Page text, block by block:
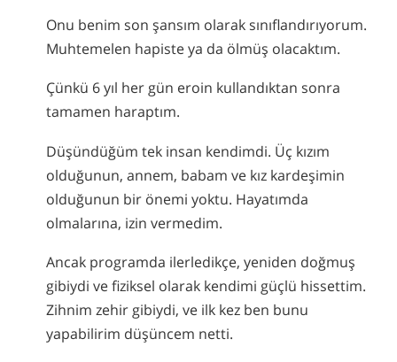
Onu benim son şansım olarak sınıflandırıyorum.
Muhtemelen hapiste ya da ölmüş olacaktım.
Çünkü 6 yıl her gün eroin kullandıktan sonra
tamamen haraptım.
Düşündüğüm tek insan kendimdi. Üç kızım
olduğunun, annem, babam ve kız kardeşimin
olduğunun bir önemi yoktu. Hayatımda
olmalarına, izin vermedim.
Ancak programda ilerledikçe, yeniden doğmuş
gibiydi ve fiziksel olarak kendimi güçlü hissettim.
Zihnim zehir gibiydi, ve ilk kez ben bunu
yapabilirim düşüncem netti.